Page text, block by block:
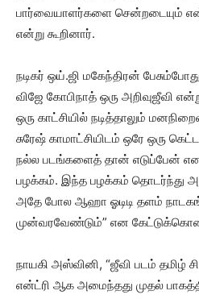
பார்வையாளர்களை சென்றடையும்
என்று கூறினார்.
நடிகர் ஒய்.ஜி மகேந்திரன்
விஜே கோபிநாத் ஒரு அறிவுஜீவி
ஒரு காட்சியில் நடித்தாலும்
சுரேஷ் காமாட்சியிடம் ஒரே ஒரு
நல்ல படங்களைத் தான் எடுப்பேன் என
பழக்கம். இந்த பழக்கம் தொடர்ந்து
அதே போல ஆஹா ஓடிடி தளம்
முன்வரவேண்டும்” என
நாயகி அஸ்வினி, “ஜீவி படம் தமிழ்
என்ட்ரி ஆக அமைந்தது முதல்